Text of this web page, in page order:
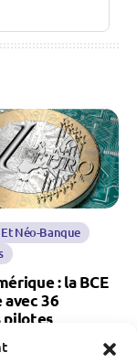
Néo-Banque
: la BCE
avec 36
pilotes